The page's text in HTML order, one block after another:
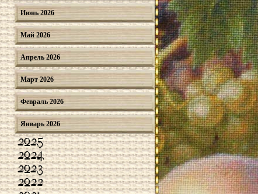
Июнь 2026
Май 2026
Апрель 2026
Март 2026
Февраль 2026
Январь 2026
2025
2024
2023
2022